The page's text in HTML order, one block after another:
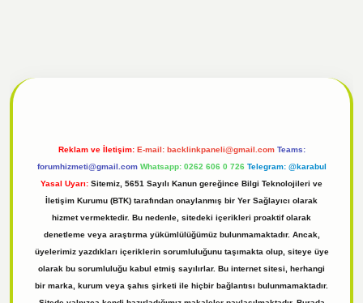
Reklam ve İletişim: E-mail: backlinkpaneli@gmail.com Teams:
forumhizmeti@gmail.com Whatsapp: 0262 606 0 726 Telegram: @karabul
Yasal Uyarı: Sitemiz, 5651 Sayılı Kanun gereğince Bilgi Teknolojileri ve
İletişim Kurumu (BTK) tarafından onaylanmış bir Yer Sağlayıcı olarak
hizmet vermektedir. Bu nedenle, sitedeki içerikleri proaktif olarak
denetleme veya araştırma yükümlülüğümüz bulunmamaktadır. Ancak,
üyelerimiz yazdıkları içeriklerin sorumluluğunu taşımakta olup, siteye üye
olarak bu sorumluluğu kabul etmiş sayılırlar. Bu internet sitesi, herhangi
bir marka, kurum veya şahıs şirketi ile hiçbir bağlantısı bulunmamaktadır.